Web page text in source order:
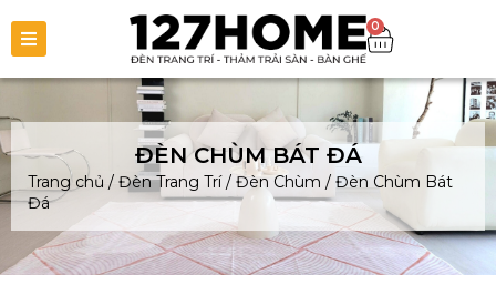
0
ĐÈN CHÙM BÁT ĐÁ
Trang chủ / Đèn Trang Trí/ Đèn Chùm / Đèn Chùm Bát
Đá